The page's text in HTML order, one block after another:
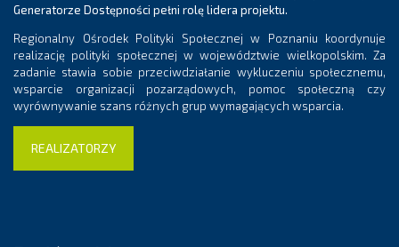
Generatorze Dostępności pełni rolę lidera projektu.
Regionalny Ośrodek Polityki Społecznej w Poznaniu koordynuje
realizację polityki społecznej w województwie wielkopolskim. Za
zadanie stawia sobie przeciwdziałanie wykluczeniu społecznemu,
wsparcie organizacji pozarządowych, pomoc społeczną czy
wyrównywanie szans różnych grup wymagających wsparcia.
REALIZATORZY